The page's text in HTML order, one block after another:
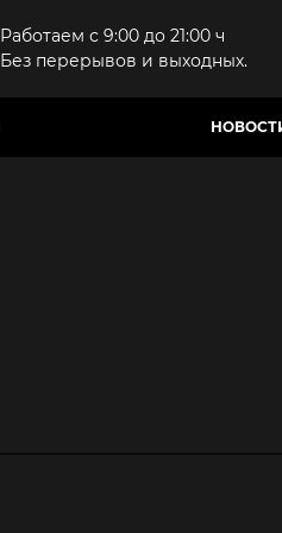
Работаем с 9:00 до 21:00 ч
Без перерывов и выходных.